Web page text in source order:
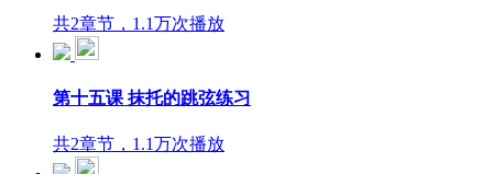
共2章节，1.1万次播放
第十五课 抹托的跳弦练习
共2章节，1.1万次播放